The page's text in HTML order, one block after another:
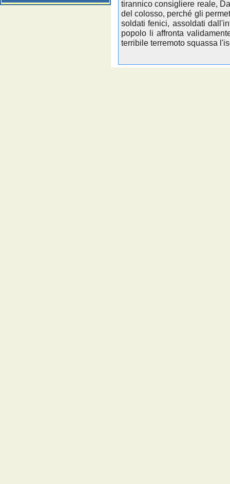
tirannico consigliere reale,
del colosso, perché gli
soldati fenici, assoldati
popolo li affronta
terribile terremoto squassa